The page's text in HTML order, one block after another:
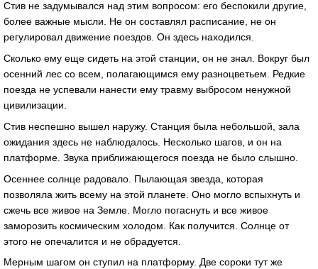
Стив не задумывался над этим вопросом: его беспокили другие,
более важные мысли. Не он составлял расписание, не он
регулировал движение поездов. Он здесь находился.
Сколько ему еще сидеть на этой станции, он не знал. Вокруг был
осенний лес со всем, полагающимся ему разноцветьем. Редкие
поезда не успевали нанести ему травму выбросом ненужной
цивилизации.
Стив неспешно вышел наружу. Станция была небольшой, зала
ожидания здесь не наблюдалось. Несколько шагов, и он на
платформе. Звука приближающегося поезда не было слышно.
Осеннее солнце радовало. Пылающая звезда, которая
позволяла жить всему на этой планете. Оно могло вспыхнуть и
сжечь все живое на Земле. Могло погаснуть и все живое
заморозить космическим холодом. Как получится. Солнце от
этого не опечалится и не обрадуется.
Мерным шагом он ступил на платформу. Две сороки тут же